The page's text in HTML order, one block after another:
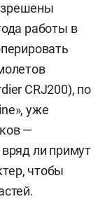
работы в
CRJ200), по
уже
—
ли примут
чтобы